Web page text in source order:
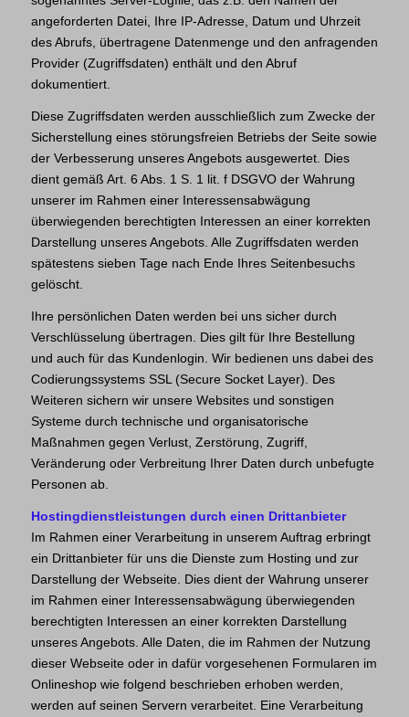
angeforderten Datei, Ihre IP-Adresse, Datum und Uhrzeit
des Abrufs, übertragene Datenmenge und den anfragenden
Provider (Zugriffsdaten) enthält und den Abruf
dokumentiert.
Diese Zugriffsdaten werden ausschließlich zum Zwecke der
Sicherstellung eines störungsfreien Betriebs der Seite sowie
der Verbesserung unseres Angebots ausgewertet. Dies
dient gemäß Art. 6 Abs. 1 S. 1 lit. f DSGVO der Wahrung
unserer im Rahmen einer Interessensabwägung
überwiegenden berechtigten Interessen an einer korrekten
Darstellung unseres Angebots. Alle Zugriffsdaten werden
spätestens sieben Tage nach Ende Ihres Seitenbesuchs
gelöscht.
Ihre persönlichen Daten werden bei uns sicher durch
Verschlüsselung übertragen. Dies gilt für Ihre Bestellung
und auch für das Kundenlogin. Wir bedienen uns dabei des
Codierungssystems SSL (Secure Socket Layer). Des
Weiteren sichern wir unsere Websites und sonstigen
Systeme durch technische und organisatorische
Maßnahmen gegen Verlust, Zerstörung, Zugriff,
Veränderung oder Verbreitung Ihrer Daten durch unbefugte
Personen ab.
Hostingdienstleistungen durch einen Drittanbieter
Im Rahmen einer Verarbeitung in unserem Auftrag erbringt
ein Drittanbieter für uns die Dienste zum Hosting und zur
Darstellung der Webseite. Dies dient der Wahrung unserer
im Rahmen einer Interessensabwägung überwiegenden
berechtigten Interessen an einer korrekten Darstellung
unseres Angebots. Alle Daten, die im Rahmen der Nutzung
dieser Webseite oder in dafür vorgesehenen Formularen im
Onlineshop wie folgend beschrieben erhoben werden,
werden auf seinen Servern verarbeitet. Eine Verarbeitung